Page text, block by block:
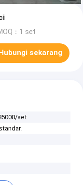
：1 set
sekarang
set